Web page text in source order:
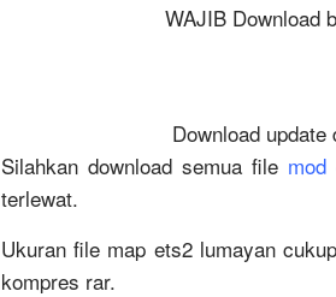
WAJIB Download
Download
Silahkan download semua file mod
terlewat.
Ukuran file map ets2 lumayan
kompres rar.